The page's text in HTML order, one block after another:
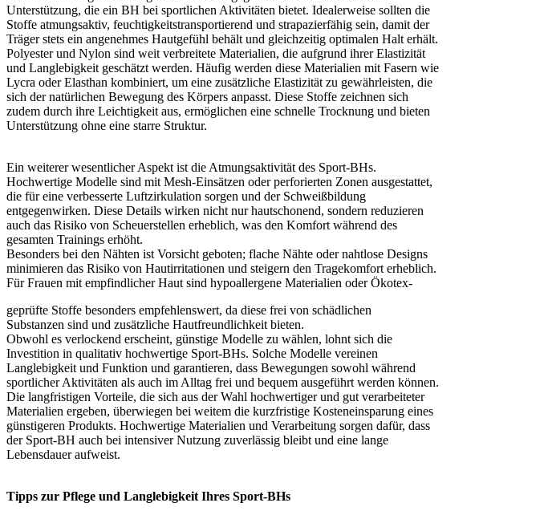
Unterstützung, die ein BH bei sportlichen Aktivitäten bietet. Idealerweise sollten die
Stoffe atmungsaktiv, feuchtigkeitstransportierend und strapazierfähig sein, damit der
Träger stets ein angenehmes Hautgefühl behält und gleichzeitig optimalen Halt erhält.
Polyester und Nylon sind weit verbreitete Materialien, die aufgrund ihrer Elastizität
und Langlebigkeit geschätzt werden. Häufig werden diese Materialien mit Fasern wie
Lycra oder Elasthan kombiniert, um eine zusätzliche Elastizität zu gewährleisten, die
sich der natürlichen Bewegung des Körpers anpasst. Diese Stoffe zeichnen sich
zudem durch ihre Leichtigkeit aus, ermöglichen eine schnelle Trocknung und bieten
Unterstützung ohne eine starre Struktur.
Ein weiterer wesentlicher Aspekt ist die Atmungsaktivität des Sport-BHs.
Hochwertige Modelle sind mit Mesh-Einsätzen oder perforierten Zonen ausgestattet,
die für eine verbesserte Luftzirkulation sorgen und der Schweißbildung
entgegenwirken. Diese Details wirken nicht nur hautschonend, sondern reduzieren
auch das Risiko von Scheuerstellen erheblich, was den Komfort während des
gesamten Trainings erhöht.
Besonders bei den Nähten ist Vorsicht geboten; flache Nähte oder nahtlose Designs
minimieren das Risiko von Hautirritationen und steigern den Tragekomfort erheblich.
Für Frauen mit empfindlicher Haut sind hypoallergene Materialien oder Ökotex-
geprüfte Stoffe besonders empfehlenswert, da diese frei von schädlichen
Substanzen sind und zusätzliche Hautfreundlichkeit bieten.
Obwohl es verlockend erscheint, günstige Modelle zu wählen, lohnt sich die
Investition in qualitativ hochwertige Sport-BHs. Solche Modelle vereinen
Langlebigkeit und Funktion und garantieren, dass Bewegungen sowohl während
sportlicher Aktivitäten als auch im Alltag frei und bequem ausgeführt werden können.
Die langfristigen Vorteile, die sich aus der Wahl hochwertiger und gut verarbeiteter
Materialien ergeben, überwiegen bei weitem die kurzfristige Kosteneinsparung eines
günstigeren Produkts. Hochwertige Materialien und Verarbeitung sorgen dafür, dass
der Sport-BH auch bei intensiver Nutzung zuverlässig bleibt und eine lange
Lebensdauer aufweist.
Tipps zur Pflege und Langlebigkeit Ihres Sport-BHs